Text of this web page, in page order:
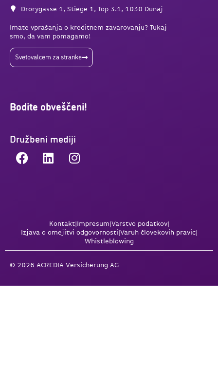
Drorygasse 1, Stiege 1, Top 3.1, 1030 Dunaj
Imate vprašanja o kreditnem zavarovanju? Tukaj
smo, da vam pomagamo!
Svetovalcem za stranke
Bodite obveščeni!
Družbeni mediji
Kontakt|Impresum|Varstvo podatkov|
Izjava o omejitvi odgovornosti|Varuh človekovih pravic|
Whistleblowing
© 2026 ACREDIA Versicherung AG